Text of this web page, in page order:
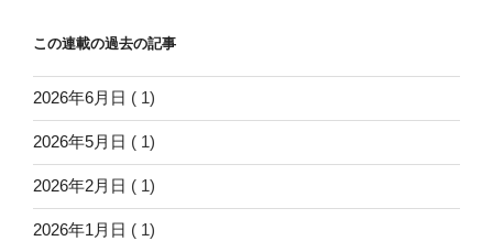
この連載の過去の記事
2026年6月日 ( 1)
2026年5月日 ( 1)
2026年2月日 ( 1)
2026年1月日 ( 1)